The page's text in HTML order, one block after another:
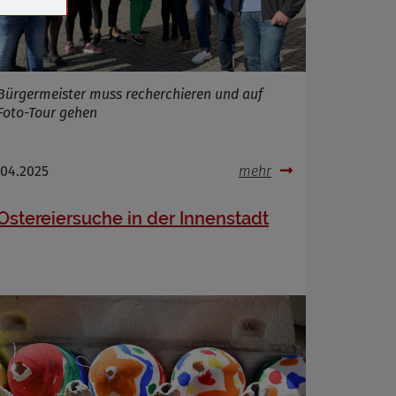
muss recherchieren und auf
Tour gehen
mehr
in der Innenstadt